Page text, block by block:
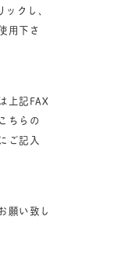
クし、
用下さ
上記FAX
ちらの
ご記入
願い致し